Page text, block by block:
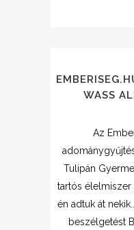
WASS
Az
Tulipán
tartós élelmiszer
én adtuk át
beszélgetést